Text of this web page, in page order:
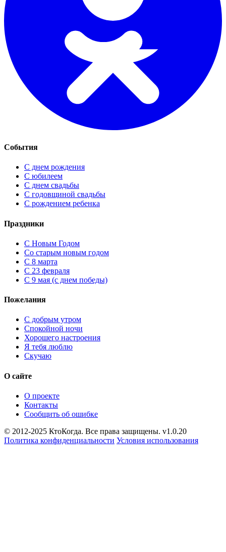
События
С днем рождения
С юбилеем
С днем свадьбы
С годовщиной свадьбы
С рождением ребенка
Праздники
C Новым Годом
Cо старым новым годом
С 8 марта
С 23 февраля
С 9 мая (с днем победы)
Пожелания
С добрым утром
Спокойной ночи
Хорошего настроения
Я тебя люблю
Скучаю
О сайте
О проекте
Контакты
Сообщить об ошибке
© 2012-2025 КтоКогда. Все права защищены. v1.0.20
Политика конфиденциальности Условия использования